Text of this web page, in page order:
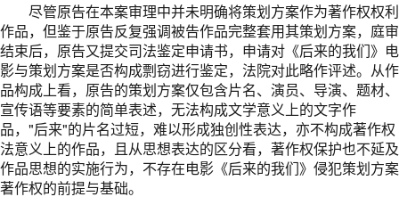
尽管原告在本案审理中并未明确将策划方案作为著作权权利
作品，但鉴于原告反复强调被告作品完整套用其策划方案，庭审
结束后，原告又提交司法鉴定申请书，申请对《后来的我们》电
影与策划方案是否构成剽窃进行鉴定，法院对此略作评述。从作
品构成上看，原告的策划方案仅包含片名、演员、导演、题材、
宣传语等要素的简单表述，无法构成文学意义上的文字作
品，"后来"的片名过短，难以形成独创性表达，亦不构成著作权
法意义上的作品，且从思想表达的区分看，著作权保护也不延及
作品思想的实施行为，不存在电影《后来的我们》侵犯策划方案
著作权的前提与基础。